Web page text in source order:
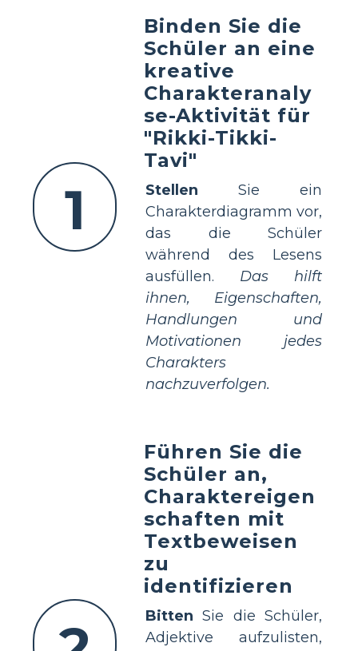
1
Binden Sie die
Schüler an eine
kreative
Charakteranaly
se-Aktivität für
"Rikki-Tikki-
Tavi"
Stellen Sie ein
Charakterdiagramm vor,
das die Schüler
während des Lesens
ausfüllen. Das hilft
ihnen, Eigenschaften,
Handlungen und
Motivationen jedes
Charakters
nachzuverfolgen.
Führen Sie die
Schüler an,
Charaktereigen
schaften mit
Textbeweisen
zu
identifizieren
Bitten Sie die Schüler,
Adjektive aufzulisten,